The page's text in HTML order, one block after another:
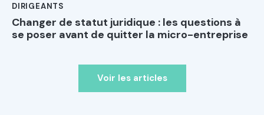
DIRIGEANTS
Changer de statut juridique : les questions à
se poser avant de quitter la micro-entreprise
Voir les articles